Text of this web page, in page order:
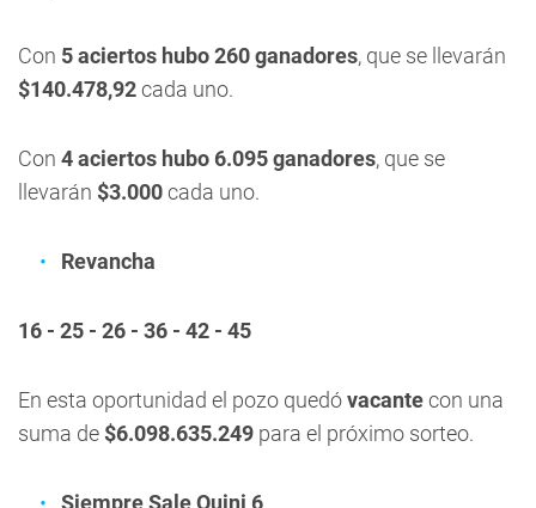
Con 5 aciertos hubo 260 ganadores, que se llevarán
$140.478,92cada uno.
Con 4 aciertos hubo 6.095 ganadores, que se
llevarán $3.000cada uno.
Revancha
16 - 25 - 26 - 36 - 42 - 45
En esta oportunidad el pozo quedóvacantecon una
suma de $6.098.635.249 para el próximo sorteo.
Siempre Sale Quini 6